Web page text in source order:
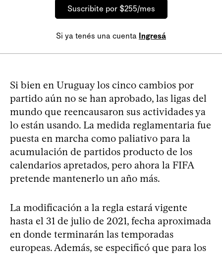
Suscribite por $255/mes
Si ya tenés una cuenta Ingresá
Si bien en Uruguay los cinco cambios por
partido aún no se han aprobado, las ligas del
mundo que reencausaron sus actividades ya
lo están usando. La medida reglamentaria fue
puesta en marcha como paliativo para la
acumulación de partidos producto de los
calendarios apretados, pero ahora la FIFA
pretende mantenerlo un año más.
La modificación a la regla estará vigente
hasta el 31 de julio de 2021, fecha aproximada
en donde terminarán las temporadas
europeas. Además, se especificó que para los